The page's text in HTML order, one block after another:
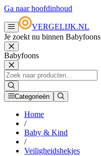
Ga naar hoofdinhoud
VERGELIJK.NL
Je zoekt nu binnen Babyfoons
Babyfoons
Categorieën
Home
/
Baby & Kind
/
Veiligheidshekjes